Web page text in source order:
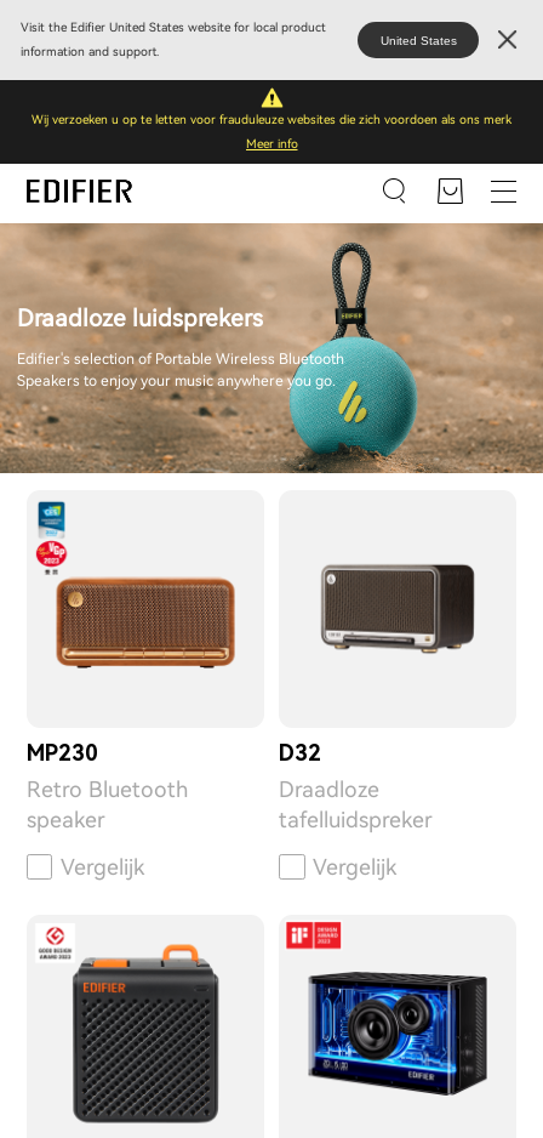
Visit the Edifier United States website for local product
information and support.
United States
Wij verzoeken u op te letten voor frauduleuze websites die zich voordoen als ons merk
Meer info
Draadloze luidsprekers
Edifier's selection of Portable Wireless Bluetooth
Speakers to enjoy your music anywhere you go.
MP230
Retro Bluetooth
speaker
Vergelijk
D32
Draadloze
tafelluidspreker
Vergelijk